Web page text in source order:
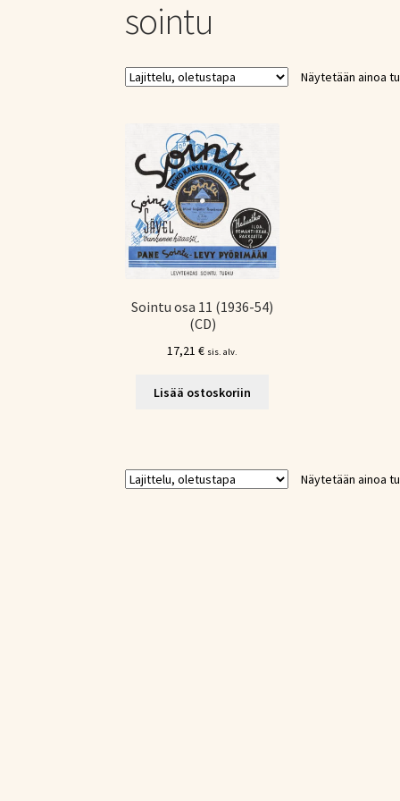
sointu
Näytetään ainoa
Sointu osa 11 (1936-54)
(CD)
17,21€ sis. alv.
Lisää ostoskoriin
Näytetään ainoa